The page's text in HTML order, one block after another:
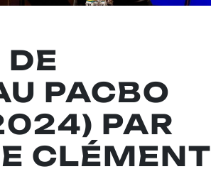
DE
PACBO
PAR
CLÉMENT